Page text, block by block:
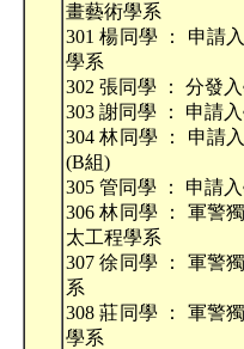
畫藝術學系
301 楊同學 ： 申請
學系
302 張同學 ： 分發
303 謝同學 ： 申請
304 林同學 ： 申請
(B組)
305 管同學 ： 申請
306 林同學 ： 軍警
太工程學系
307 徐同學 ： 軍警
系
308 莊同學 ： 軍警
學系